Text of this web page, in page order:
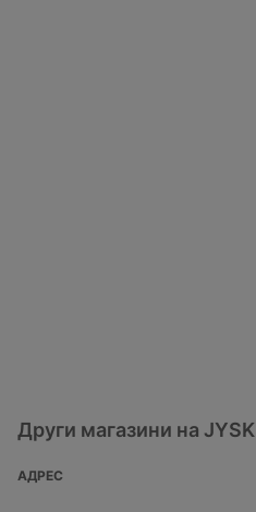
Други магазини на JYSK
АДРЕС